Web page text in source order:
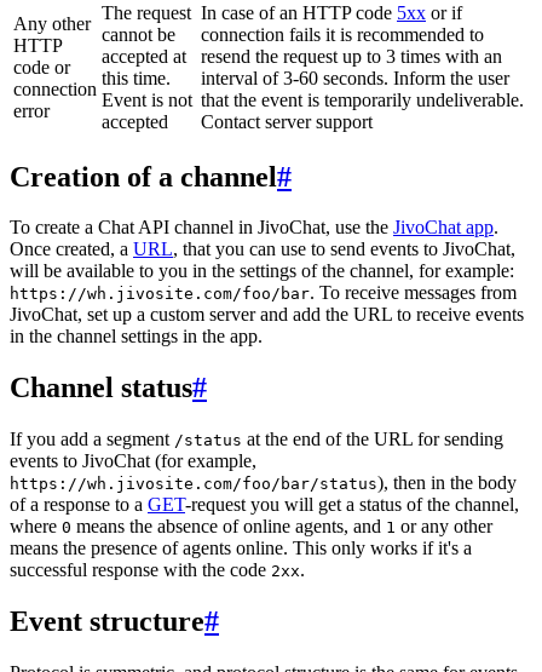
Any other
HTTP
code or
connection
error
The request
cannot be
accepted at
this time.
Event is not
accepted
In case of an HTTP code 5xx or if
connection fails it is recommended to
resend the request up to 3 times with an
interval of 3-60 seconds. Inform the user
that the event is temporarily undeliverable.
Contact server support
Creation of a channel#
To create a Chat API channel in JivoChat, use the JivoChat app.
Once created, a URL, that you can use to send events to JivoChat,
will be available to you in the settings of the channel, for example:
https://wh.jivosite.com/foo/bar. To receive messages from
JivoChat, set up a custom server and add the URL to receive events
in the channel settings in the app.
Channel status#
If you add a segment /status at the end of the URL for sending
events to JivoChat (for example,
https://wh.jivosite.com/foo/bar/status), then in the body
of a response to a GET-request you will get a status of the channel,
where 0 means the absence of online agents, and 1 or any other
means the presence of agents online. This only works if it's a
successful response with the code 2xx.
Event structure#